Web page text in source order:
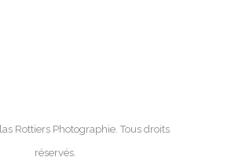
Rottiers Photographie. Tous droits
réservés.